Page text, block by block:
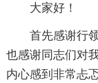
大家好！
首先感谢行领
也感谢同志们对
内心感到非常忐